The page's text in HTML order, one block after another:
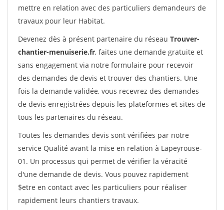
mettre en relation avec des particuliers demandeurs de
travaux pour leur Habitat.
Devenez dès à présent partenaire du réseau Trouver-
chantier-menuiserie.fr, faites une demande gratuite et
sans engagement via notre formulaire pour recevoir
des demandes de devis et trouver des chantiers. Une
fois la demande validée, vous recevrez des demandes
de devis enregistrées depuis les plateformes et sites de
tous les partenaires du réseau.
Toutes les demandes devis sont vérifiées par notre
service Qualité avant la mise en relation à Lapeyrouse-
01. Un processus qui permet de vérifier la véracité
d'une demande de devis. Vous pouvez rapidement
$etre en contact avec les particuliers pour réaliser
rapidement leurs chantiers travaux.